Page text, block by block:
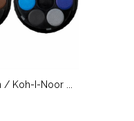
Koh-I-Noor ...